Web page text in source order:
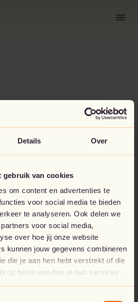
Details Over
gebruik van cookies
om content en advertenties te
voor social media te bieden
te analyseren. Ook delen we
voor social media,
over hoe jij onze website
kunnen jouw gegevens combineren
die je aan hen hebt verstrekt of die
op basis van hoe je hun services
menu
iets misgelopen.
je zoekt, lijkt niet te bestaan.
naar de startpagina